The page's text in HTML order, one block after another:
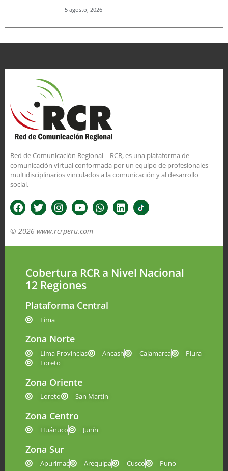
5 agosto, 2026
Red de Comunicación Regional – RCR, es una plataforma de
comunicación virtual conformada por un equipo de profesionales
multidisciplinarios vinculados a la comunicación y al desarrollo
social.
© 2026 www.rcrperu.com
Cobertura RCR a Nivel Nacional
12 Regiones
Plataforma Central
Lima
Zona Norte
Lima Provincias Ancash Cajamarca
Piura
Loreto
Zona Oriente
Loreto San Martín
Zona Centro
Huánuco Junín
Zona Sur
Apurimac Arequipa Cusco Puno